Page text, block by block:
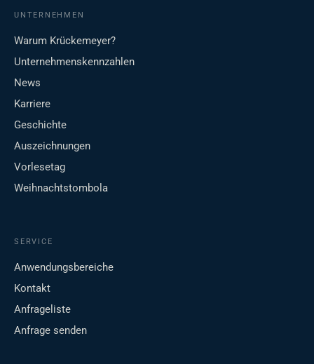
UNTERNEHMEN
Warum Krückemeyer?
Unternehmenskennzahlen
News
Karriere
Geschichte
Auszeichnungen
Vorlesetag
Weihnachtstombola
SERVICE
Anwendungsbereiche
Kontakt
Anfrageliste
Anfrage senden